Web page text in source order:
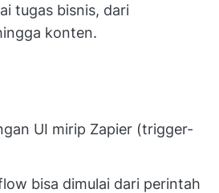
tugas bisnis, dari
konten.
UI mirip Zapier (trigger-
bisa dimulai dari perintah